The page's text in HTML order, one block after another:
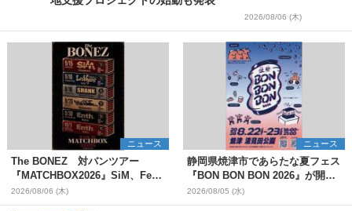
2026/08/06 (木)
ニュース
The BONEZ 対バンツアー
『MATCHBOX2026』SiM、Fear,
and Loathing in Las Vegasら対
バンアーティストを一斉解禁
2026/08/06 (木)
ニュース
静岡県焼津市であらたな夏フェス
『BON BON BON 2026』が開
催 音楽ライブ×盆踊り×DJ×屋台
グルメ×ランタンナイトで彩る2日
2026/08/05 (水)